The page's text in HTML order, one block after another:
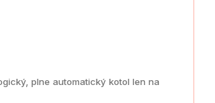
plne automatický kotol len na